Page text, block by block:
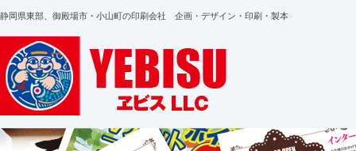
静岡県東部、御殿場市・小山町の印刷会社 企画・デザイン・印刷・製本